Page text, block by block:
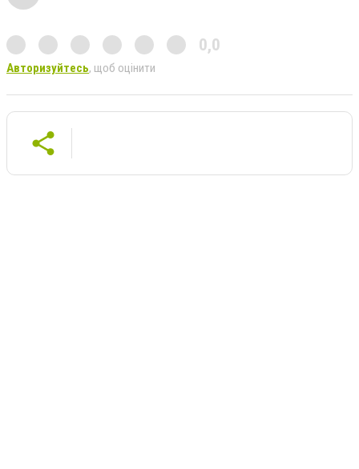
0,0
Авторизуйтесь, щоб оцінити